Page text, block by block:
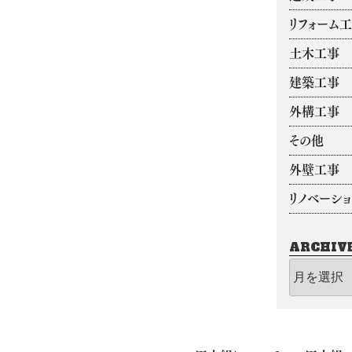
リフォーム
土木工事
建築工事
外構工事
その他
外壁工事
リノベーシ